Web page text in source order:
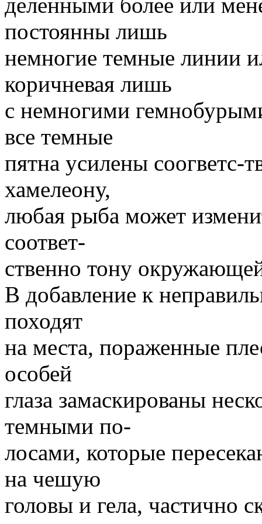
постоянны лишь
немногие темные линии
коричневая лишь
с немногими
все темные
пятна усилены
хамелеону,
любая рыба может
соответ-
ственно тону
В добавление к
походят
на места, пораженные
особей
глаза замаскированы
темными по-
лосами, которые
на чешую
головы и гела, частично